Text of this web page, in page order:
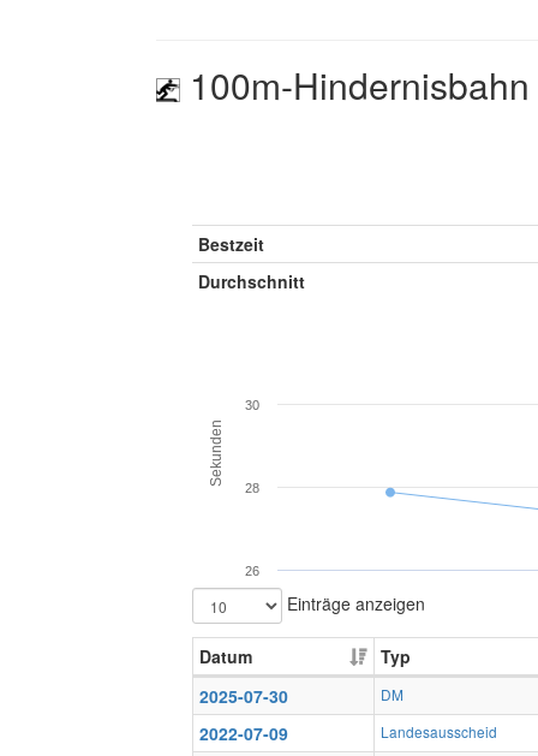
100m-
Bestzeit
Durchschnitt
Sekunden
26
28
30
Einträge anzeigen
Datum
Typ
2025-07-30
DM
2022-07-09 Landesausscheid